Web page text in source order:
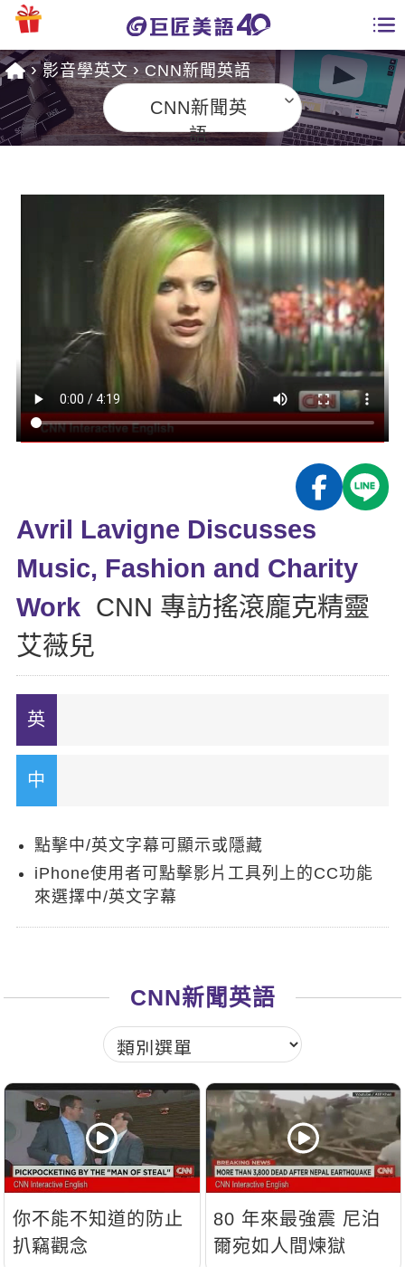
課程總覽
英文課程總表
英文會話
英文檢定
TOEIC 多益課程
IELTS 雅思課程
能力養成
自然發音
開口溜英文
旅遊英文
基礎字彙
情境閱讀
英文文法技巧
特色課程
英語俱樂部
ECAM
Let's Talk
日語
韓語
西班牙語
外語即時通
更多
一對一家教
企業訓練
點讀筆教材
英文部落格
多益秒學堂
影音學英文
師資團隊
學習分享
學員故事
活動花絮
校園贊助
學員專區
Recruiting
影音學英文 CNN新聞英語
CNN新聞英
語
Avril Lavigne Discusses
Music, Fashion and Charity
Work CNN 專訪搖滾龐克精靈
艾薇兒
點擊中/英文字幕可顯示或隱藏
iPhone使用者可點擊影片工具列上的CC功能
來選擇中/英文字幕
CNN新聞英語
你不能不知道的防止
扒竊觀念
80 年來最強震 尼泊
爾宛如人間煉獄